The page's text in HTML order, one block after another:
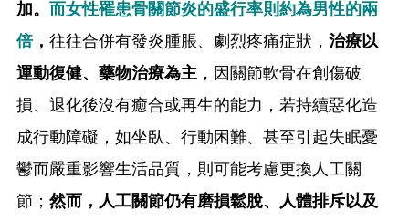
加。 而女性罹患骨關節炎的盛行率則約為男性的兩
倍， 往往合併有發炎腫脹、劇烈疼痛症狀， 治療以
運動復健、藥物治療為主 ，因關節軟骨在創傷破
損、退化後沒有癒合或再生的能力，若持續惡化造
成行動障礙，如坐臥、行動困難、甚至引起失眠憂
鬱而嚴重影響生活品質，則可能考慮更換人工關
節； 然而，人工關節仍有磨損鬆脫、人體排斥以及